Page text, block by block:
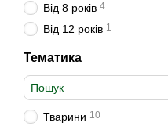
Від 8 років 4
Від 12 років 1
Тематика
Тварини 10